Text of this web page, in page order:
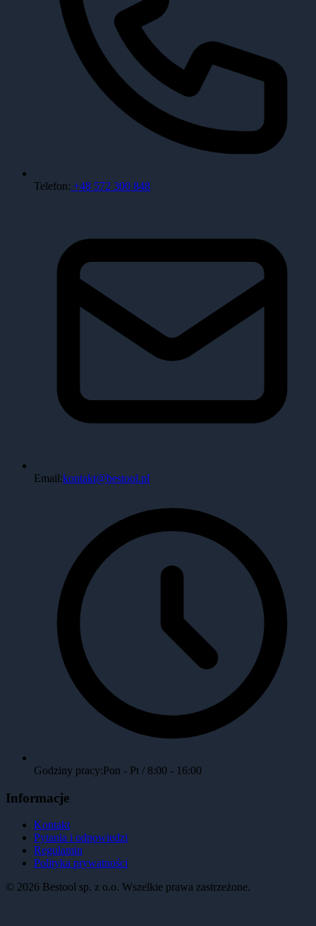
Telefon: +48 572 300 848
Email:kontakt@bestool.pl
Godziny pracy:Pon - Pt / 8:00 - 16:00
Informacje
Kontakt
Pytania i odpowiedzi
Regulamin
Polityka prywatności
© 2026 Bestool sp. z o.o. Wszelkie prawa zastrzeżone.